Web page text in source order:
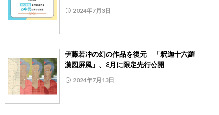
2024年7月3日
伊藤若冲の幻の作品を復元 「釈迦十六羅
漢図屏風」、8月に限定先行公開
2024年7月13日